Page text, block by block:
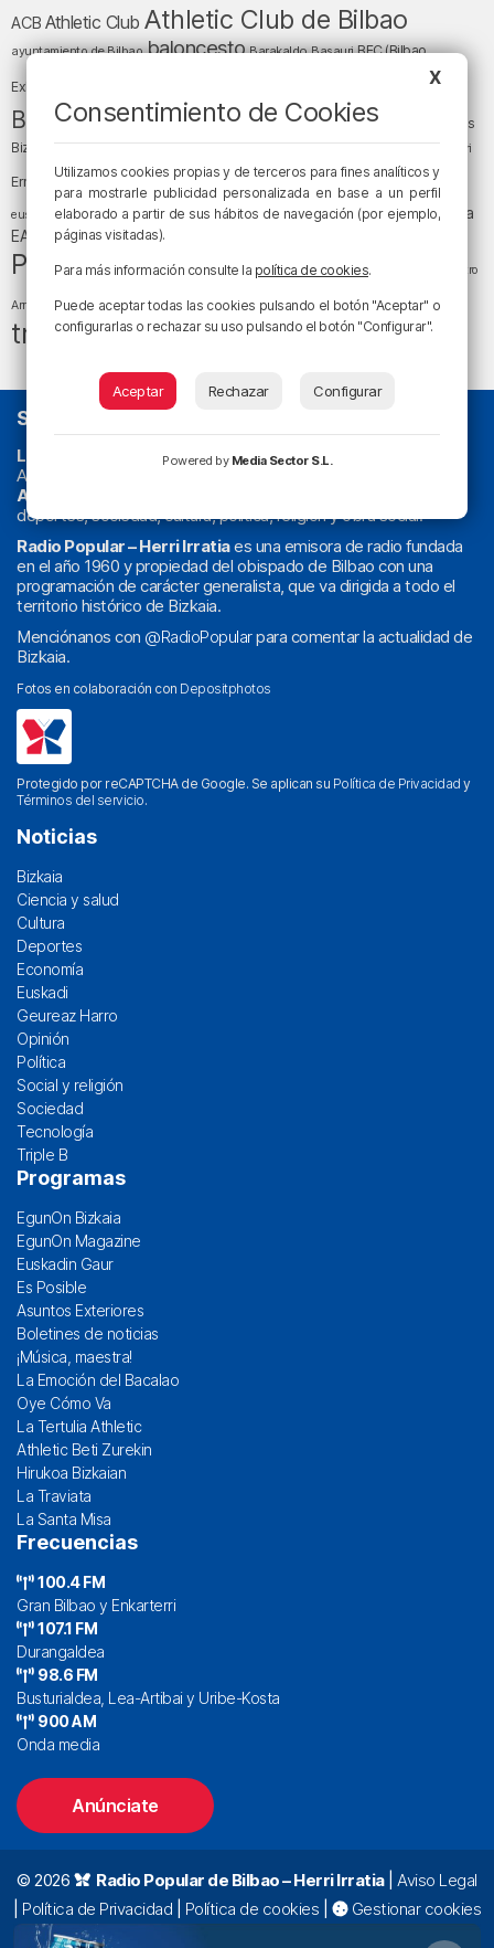
ACB Athletic Club Athletic Club de Bilbao
ayuntamiento de Bilbao baloncesto Barakaldo Basauri BEC (Bilbao
Exhibition Center) Bizkaia
Bizkaia y sus comarcas Copa del Rey cultura
Cáritas
Bizkaia
Deusto Diócesis de Bilbao Egunon Bizkaia el tiempo Enkarterri
Ernesto Valverde Ertzaintza Euskadi (País Vasco)
euskera fiestas fútbol Gobierno vasco juanma jubera LaLiga LaLiga
EA Sports Liga Endesa
Política religión San Mamés sociedadsucesos Teatro
Arriaga tiempotiempo atmosféricotráfico
tráfico en Bizkaia
SOBRE NOSOTROS
La radio sin cadenas. Desde 1960 haciendo radio en Bilbao.
Actualidad y
Athletic
deportes, sociedad, cultura, política, religión y obra social.
Radio Popular – Herri Irratiaes una emisora de radio fundada
en el año 1960 y propiedad del obispado de Bilbao con una
programación de carácter generalista, que va dirigida a todo el
territorio histórico de Bizkaia.
Menciónanos con @RadioPopularpara comentar la actualidad de
Bizkaia.
Fotos en colaboración con Depositphotos
Protegido por reCAPTCHA de Google. Se aplican su Política de Privacidad y
Términos del servicio.
Noticias
Bizkaia
Ciencia y salud
Cultura
Deportes
Economía
Euskadi
Geureaz Harro
Opinión
Política
Social y religión
Sociedad
Tecnología
Triple B
Programas
EgunOn Bizkaia
EgunOn Magazine
Euskadin Gaur
Es Posible
Asuntos Exteriores
Boletines de noticias
¡Música, maestra!
La Emoción del Bacalao
Oye Cómo Va
La Tertulia Athletic
Athletic Beti Zurekin
Hirukoa Bizkaian
La Traviata
La Santa Misa
Frecuencias
100.4 FM
Gran Bilbao y Enkarterri
107.1 FM
Durangaldea
98.6 FM
Busturialdea, Lea-Artibai y Uribe-Kosta
900 AM
Onda media
Anúnciate
© 2026 Radio Popular de Bilbao – Herri Irratia| Aviso Legal
Política de Privacidad Política de cookies
Gestionar cookies
Alda. Mazarredo, 47 – 7º 48009 Bilbao |
94 423 92 00|
X
Consentimiento de Cookies
Utilizamos cookies propias y de terceros para fines analíticos y
para mostrarle publicidad personalizada en base a un perfil
elaborado a partir de sus hábitos de navegación (por ejemplo,
páginas visitadas).
Para más información consulte la política de cookies.
Puede aceptar todas las cookies pulsando el botón "Aceptar" o
configurarlas o rechazar su uso pulsando el botón "Configurar".
Aceptar Rechazar Configurar
Powered by Media Sector S.L.